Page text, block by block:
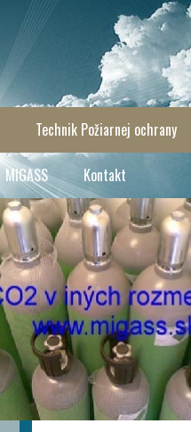
Technik Požiarnej ochrany
MIGASS Kontakt